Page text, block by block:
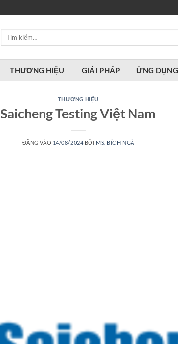
Tìm
THƯƠNG HIỆU GIẢI PHÁP ỨNG DỤNG
THƯƠNG HIỆU
Saicheng Testing Việt Nam
ĐĂNG VÀO 14/08/2024 BỞI MS. BÍCH NGÀ